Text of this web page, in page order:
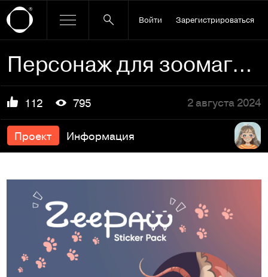
Войти Зарегистрироваться
Персонаж для зоомагазина. Стикеры для Telegram
112 795 2 августа 2024
Проект Информация